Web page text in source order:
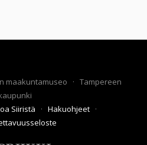
maakuntamuseo · Tampereen
Siiristä · Hakuohjeet ·